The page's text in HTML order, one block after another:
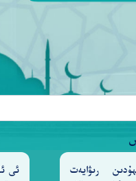
رىۋايەت
ئى
نېمە؟ (ئەگەر قەدەھ